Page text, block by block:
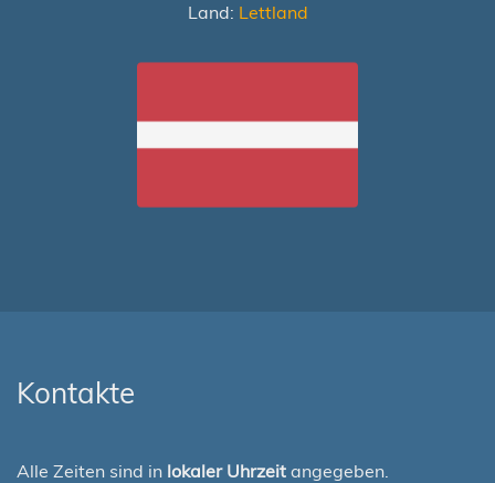
Land: Lettland
Kontakte
Alle Zeiten sind in lokaler Uhrzeit angegeben.